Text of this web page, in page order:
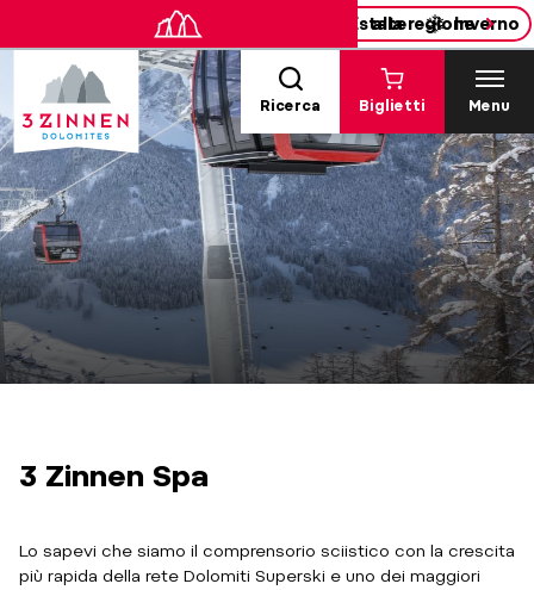
alla regione
Estate Inverno
Ricerca Biglietti Menu
3 Zinnen Spa
Lo sapevi che siamo il comprensorio sciistico con la crescita
più rapida della rete Dolomiti Superski e uno dei maggiori